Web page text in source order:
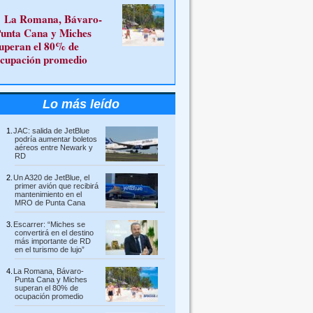
La Romana, Bávaro-
Cana y Miches
el 80% de
promedio
Lo más leído
JAC: salida de JetBlue
podría aumentar boletos
aéreos entre Newark y
RD
Un A320 de JetBlue, el
primer avión que recibirá
mantenimiento en el
MRO de Punta Cana
Escarrer: “Miches se
convertirá en el destino
más importante de RD
en el turismo de lujo”
La Romana, Bávaro-
Punta Cana y Miches
superan el 80% de
ocupación promedio